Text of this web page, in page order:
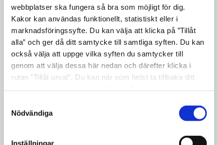
webbplatser ska fungera så bra som möjligt för dig.
Kakor kan användas funktionellt, statistiskt eller i
marknadsföringssyfte. Du kan välja att klicka på ”Tillåt
alla” och ger då ditt samtycke till samtliga syften. Du kan
också välja att uppge vilka syften du samtycker till
genom att välja dessa här nedan och därefter klicka i
rutan ”Tillåt urval”. Du kan när som helst ta tillbaka ditt
"Visa detaljer" kan du läsa om hur kakorna används och
hur vi och våra leverantörer inhämtar och behandlar
Nödvändiga
Inställningar
receptfria läkemedel
Egenkontroll enligt miljöbalkenÖ
p
p
n
smartphone Kontaktuppgifter
person Miljökontoret
phone 08-523 010 00